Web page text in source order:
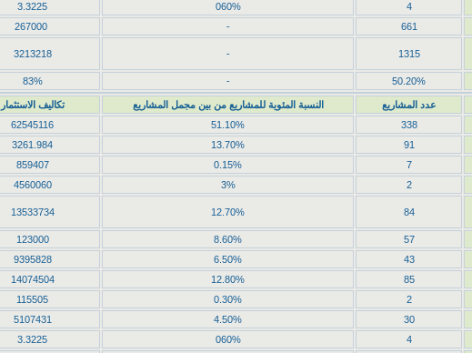
3.3225 060% 4
267000 - 661
3213218 - 1315
83% - 50.20%
تكاليف الاستثمار النسبة المئوية للمشاريع من بين مجمل المشاريع عدد المشاريع
62545116 51.10% 338
3261.984 13.70% 91
859407 0.15% 7
4560060 3% 2
13533734 12.70% 84
123000 8.60% 57
9395828 6.50% 43
14074504 12.80% 85
115505 0.30% 2
5107431 4.50% 30
3.3225 060% 4